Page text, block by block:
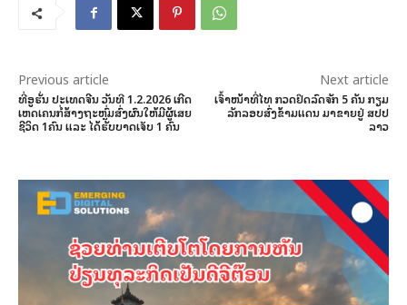
Previous article
ທີ່ອູຮັ່ນ ປະເທດຈີນ ວັນທີ 1.2.2026 ເກີດ
ເຫດເຄນກໍ່ສ້າງຖະຫຼົ່ມສົ່ງຜົນໃຫ້ມີຜູ້ເສຍ
ຊີວິດ 1ຄົນ ແລະ ໄດ້ຮັບບາດເຈັບ 1 ຄົນ
Next article
ເຈົ້າໜ້າທີ່ໄທ ກວດຢຶດລົດຈັກ 5 ຄັນ ກຽມ
ລັກລອບສົ່ງຂ້າມແດນ ມາຂາຍຢູ່ ສປປ
ລາວ